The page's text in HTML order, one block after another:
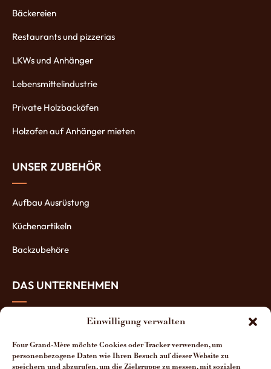
Einwilligung verwalten
Four Grand-Mère möchte Cookies oder Tracker verwenden, um
personenbezogene Daten wie Ihren Besuch auf dieser Website zu
speichern und abzurufen, um die Zielgruppe zu messen, mit sozialen
Bäckereien
Restaurants und pizzerias
LKWs und Anhänger
Lebensmittelindustrie
Private Holzbacköfen
Holzofen auf Anhänger mieten
UNSER ZUBEHÖR
Aufbau Ausrüstung
Küchenartikeln
Backzubehöre
DAS UNTERNEHMEN
Die Öfen-Herstellung